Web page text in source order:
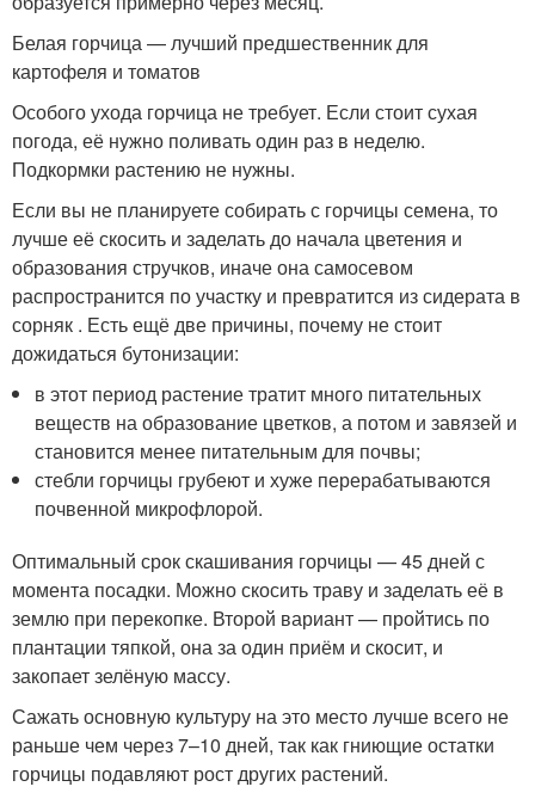
Белая горчица — лучший предшественник для
картофеля и томатов
Особого ухода горчица не требует. Если стоит сухая
погода, её нужно поливать один раз в неделю.
Подкормки растению не нужны.
Если вы не планируете собирать с горчицы семена, то
лучше её скосить и заделать до начала цветения и
образования стручков, иначе она самосевом
распространится по участку и превратится из сидерата в
сорняк . Есть ещё две причины, почему не стоит
дожидаться бутонизации:
в этот период растение тратит много питательных
веществ на образование цветков, а потом и завязей и
становится менее питательным для почвы;
стебли горчицы грубеют и хуже перерабатываются
почвенной микрофлорой.
Оптимальный срок скашивания горчицы — 45 дней с
момента посадки. Можно скосить траву и заделать её в
землю при перекопке. Второй вариант — пройтись по
плантации тяпкой, она за один приём и скосит, и
закопает зелёную массу.
Сажать основную культуру на это место лучше всего не
раньше чем через 7–10 дней, так как гниющие остатки
горчицы подавляют рост других растений.